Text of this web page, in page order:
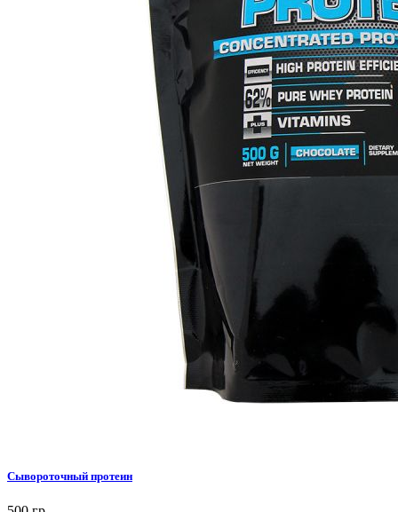
Сывороточный протеин